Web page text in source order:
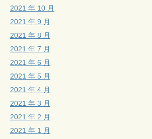
2021 年 10 月
2021 年 9 月
2021 年 8 月
2021 年 7 月
2021 年 6 月
2021 年 5 月
2021 年 4 月
2021 年 3 月
2021 年 2 月
2021 年 1 月